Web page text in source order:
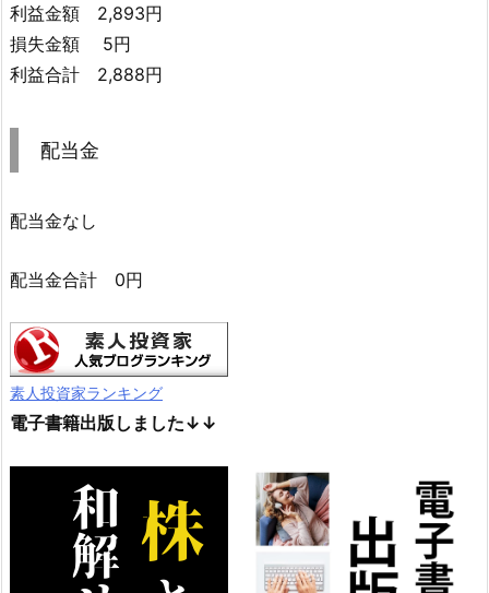
利益金額 2,893円
損失金額 5円
利益合計 2,888円
配当金
配当金なし
配当金合計 0円
素人投資家ランキング
電子書籍出版しました↓↓